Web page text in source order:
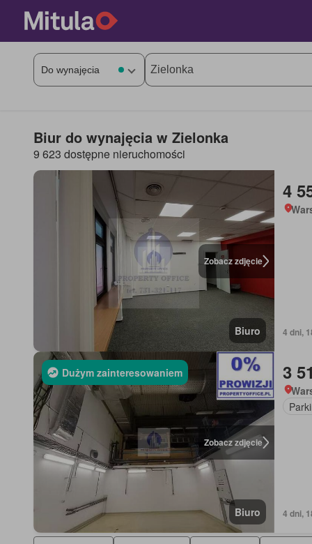
Biur do wynajęcia w Zielonka
9 623 dostępne nieruchomości
Zobacz zdjęcie
Biuro
4
4 dni,
Zobacz zdjęcie
Dużym zainteresowaniem
Biuro
3
4 dni,